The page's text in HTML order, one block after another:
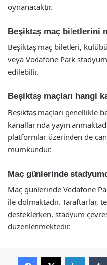
oynanacaktır.
Beşiktaş maç biletlerini
Beşiktaş maç biletleri,
veya Vodafone Park
edilebilir.
Beşiktaş maçları hangi
Beşiktaş maçları genellikle
kanallarında
platformlar üzerinden de
mümkündür.
Maç günlerinde
Maç günlerinde Vodafone
ile dolmaktadır. Taraftarlar,
desteklerken, stadyum
düzenlenmektedir.
Facebook
X